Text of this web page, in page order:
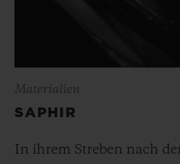
Materialien
SAPHIR
In ihrem Streben nach